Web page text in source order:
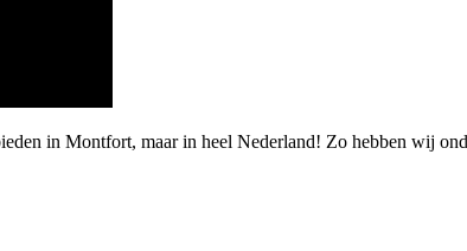
in Montfort, maar in heel Nederland! Zo hebben wij